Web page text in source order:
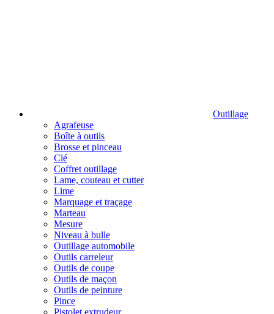
Outillage
Agrafeuse
Boîte à outils
Brosse et pinceau
Clé
Coffret outillage
Lame, couteau et cutter
Lime
Marquage et traçage
Marteau
Mesure
Niveau à bulle
Outillage automobile
Outils carreleur
Outils de coupe
Outils de maçon
Outils de peinture
Pince
Pistolet extrudeur